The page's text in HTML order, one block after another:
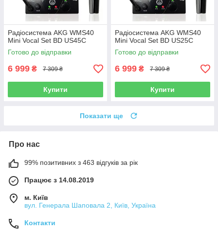
Радіосистема AKG WMS40
Mini Vocal Set BD US45C
Готово до відправки
6 999 ₴ 7 309 ₴
Купити
Радіосистема AKG WMS40
Mini Vocal Set BD US25C
Готово до відправки
6 999 ₴ 7 309 ₴
Купити
Показати ще
Про нас
99% позитивних з 463 відгуків за рік
Працює з 14.08.2019
м. Київ
вул. Генерала Шаповала 2, Київ, Україна
Контакти